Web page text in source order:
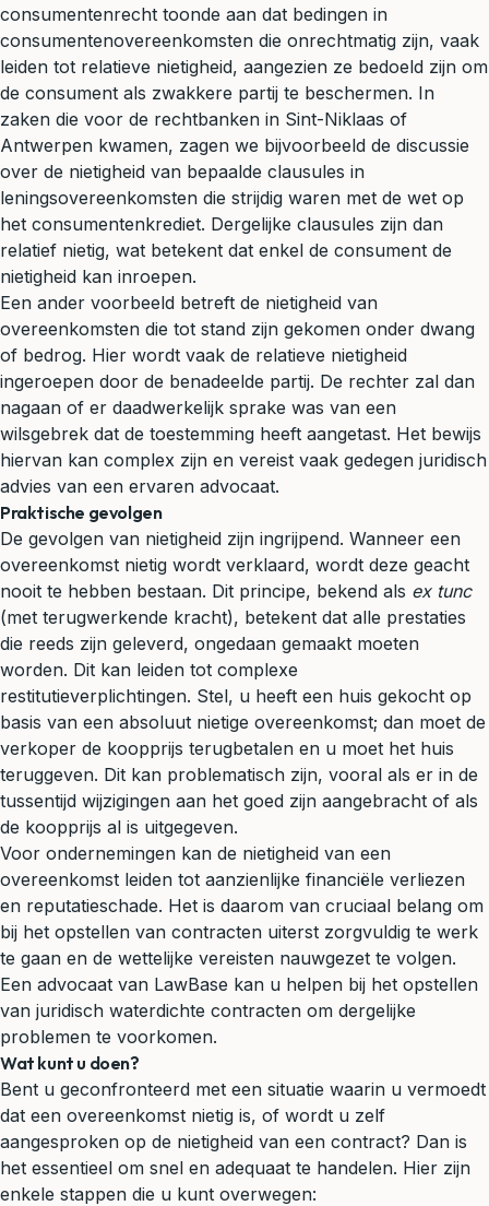
consumentenrecht toonde aan dat bedingen in
consumentenovereenkomsten die onrechtmatig zijn, vaak
leiden tot relatieve nietigheid, aangezien ze bedoeld zijn om
de consument als zwakkere partij te beschermen. In
zaken die voor de rechtbanken in Sint-Niklaas of
Antwerpen kwamen, zagen we bijvoorbeeld de discussie
over de nietigheid van bepaalde clausules in
leningsovereenkomsten die strijdig waren met de wet op
het consumentenkrediet. Dergelijke clausules zijn dan
relatief nietig, wat betekent dat enkel de consument de
nietigheid kan inroepen.
Een ander voorbeeld betreft de nietigheid van
overeenkomsten die tot stand zijn gekomen onder dwang
of bedrog. Hier wordt vaak de relatieve nietigheid
ingeroepen door de benadeelde partij. De rechter zal dan
nagaan of er daadwerkelijk sprake was van een
wilsgebrek dat de toestemming heeft aangetast. Het bewijs
hiervan kan complex zijn en vereist vaak gedegen juridisch
advies van een ervaren advocaat.
Praktische gevolgen
De gevolgen van nietigheid zijn ingrijpend. Wanneer een
overeenkomst nietig wordt verklaard, wordt deze geacht
nooit te hebben bestaan. Dit principe, bekend als ex tunc
(met terugwerkende kracht), betekent dat alle prestaties
die reeds zijn geleverd, ongedaan gemaakt moeten
worden. Dit kan leiden tot complexe
restitutieverplichtingen. Stel, u heeft een huis gekocht op
basis van een absoluut nietige overeenkomst; dan moet de
verkoper de koopprijs terugbetalen en u moet het huis
teruggeven. Dit kan problematisch zijn, vooral als er in de
tussentijd wijzigingen aan het goed zijn aangebracht of als
de koopprijs al is uitgegeven.
Voor ondernemingen kan de nietigheid van een
overeenkomst leiden tot aanzienlijke financiële verliezen
en reputatieschade. Het is daarom van cruciaal belang om
bij het opstellen van contracten uiterst zorgvuldig te werk
te gaan en de wettelijke vereisten nauwgezet te volgen.
Een advocaat van LawBase kan u helpen bij het opstellen
van juridisch waterdichte contracten om dergelijke
problemen te voorkomen.
Wat kunt u doen?
Bent u geconfronteerd met een situatie waarin u vermoedt
dat een overeenkomst nietig is, of wordt u zelf
aangesproken op de nietigheid van een contract? Dan is
het essentieel om snel en adequaat te handelen. Hier zijn
enkele stappen die u kunt overwegen: